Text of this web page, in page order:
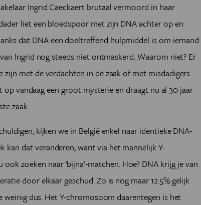
Ingrid Caeckaert brutaal vermoord in haar
liet een bloedspoor met zijn DNA achter op en
dat DNA een doeltreffend hulpmiddel is om iemand
Ingrid nog steeds niet ontmaskerd. Waarom niet? Er
zijn met de verdachten in de zaak of met misdadigers
vandaag een groot mysterie en draagt nu al 30 jaar
zaak.
kijken we in België enkel naar identieke DNA-
kan dat veranderen, want via het mannelijk Y-
zoeken naar ‘bijna’-matchen. Hoe? DNA krijg je van
door elkaar geschud. Zo is nog maar 12.5% gelijk
weinig dus. Het Y-chromosoom daarentegen is het